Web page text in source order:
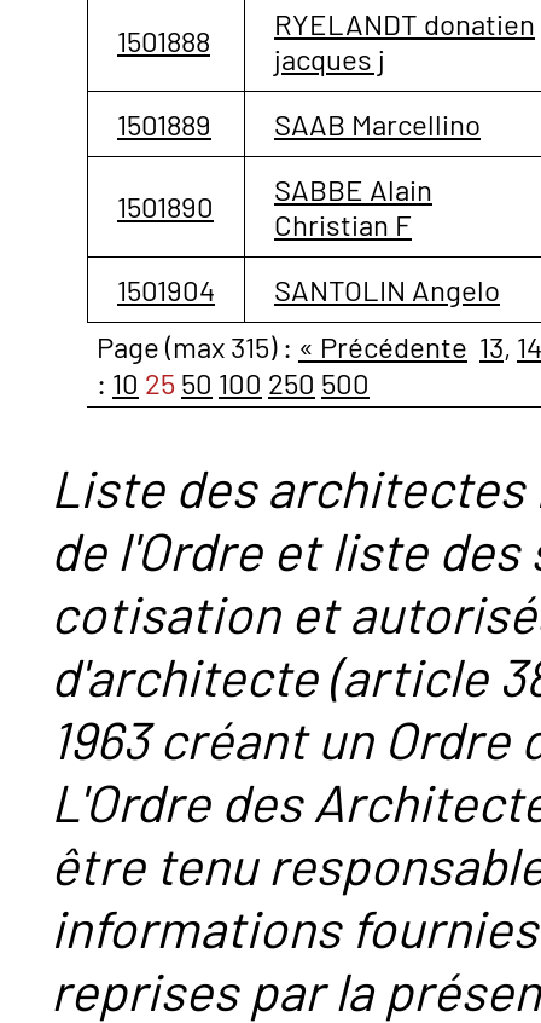
1501888
RYELANDT donatien
jacques j
1501889
SAAB Marcellino
1501890
SABBE Alain
Christian F
1501904
SANTOLIN Angelo
Page (max 315) : « Précédente 13, 14
: 10 25 50 100 250 500
Liste des
de l'Ordre et liste
cotisation et
d'architecte (article
1963 créant un
L'Ordre des
être tenu
informations
reprises par la